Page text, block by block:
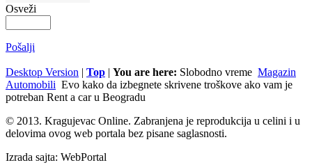
Osveži
Pošalji
Desktop Version | Top | You are here: Slobodno vreme Magazin
Automobili Evo kako da izbegnete skrivene troškove ako vam je
potreban Rent a car u Beogradu
© 2013. Kragujevac Online. Zabranjena je reprodukcija u celini i u
delovima ovog web portala bez pisane saglasnosti.
Izrada sajta: WebPortal